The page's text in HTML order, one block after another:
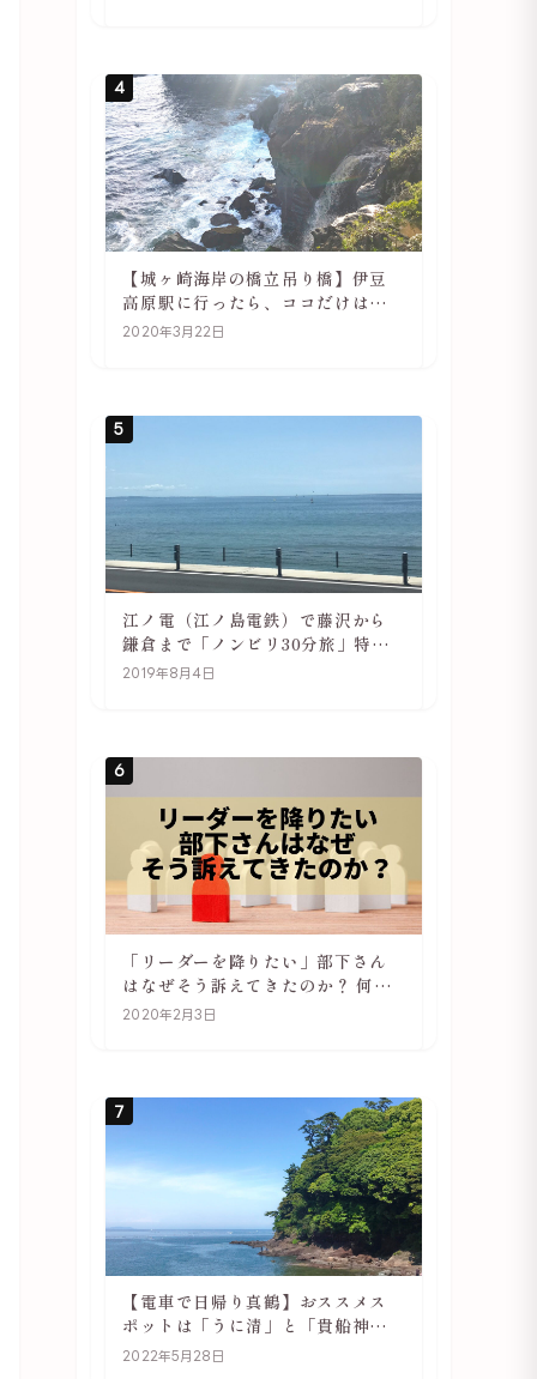
4
【城ヶ崎海岸の橋立吊り橋】伊豆
高原駅に行ったら、ココだけは必
ず訪れてほしい
2020年3月22日
5
江ノ電（江ノ島電鉄）で藤沢から
鎌倉まで「ノンビリ30分旅」特徴
や駅の様子
2019年8月4日
6
「リーダーを降りたい」部下さん
はなぜそう訴えてきたのか？ 何が
辛いのか？ あらためて考えてみる
2020年2月3日
7
【電車で日帰り真鶴】おススメス
ポットは「うに清」と「貴船神
社」
2022年5月28日